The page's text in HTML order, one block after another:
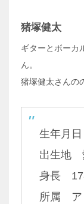
猪塚健太
ギターとボーカ
ん。
猪塚健太さんの
生年月
出生地
身長
所属 ア